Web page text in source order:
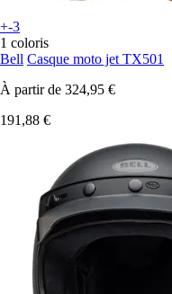
+-3
1 coloris
Bell Casque moto jet TX501
À partir de 324,95 €
191,88 €